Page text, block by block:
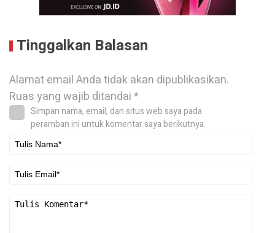
Tinggalkan Balasan
Alamat email Anda tidak akan dipublikasikan.
Ruas yang wajib ditandai*
Simpan nama, email, dan situs web saya pada
peramban ini untuk komentar saya berikutnya.